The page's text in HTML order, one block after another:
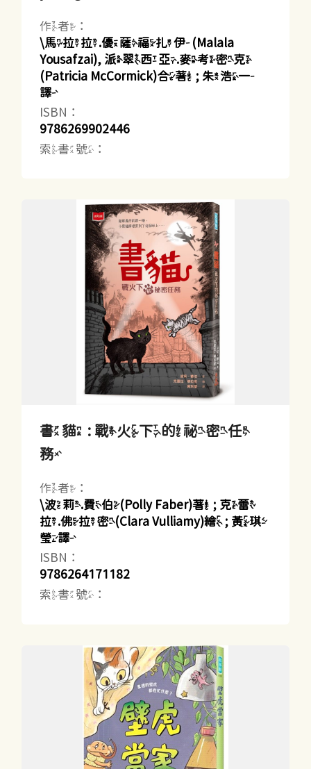
作者：
\馬拉拉.優薩福扎伊(Malala
Yousafzai), 派翠西亞.麥考密克
(Patricia McCormick)合著 ; 朱浩一
譯
ISBN：
9786269902446
索書號：
書貓 : 戰火下的祕密任
務
作者：
\波莉.費伯(Polly Faber)著 ; 克蕾
拉.佛拉密(Clara Vulliamy)繪 ; 黃琪
瑩譯
ISBN：
9786264171182
索書號：